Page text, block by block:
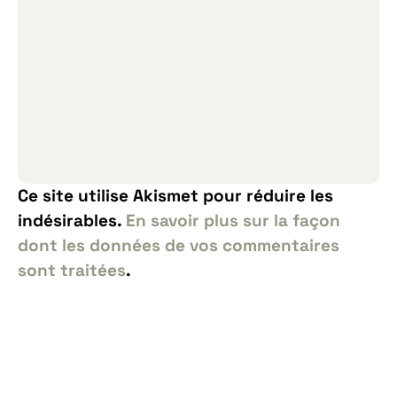
Ce site utilise Akismet pour réduire les
indésirables. En savoir plus sur la façon
dont les données de vos commentaires
sont traitées.